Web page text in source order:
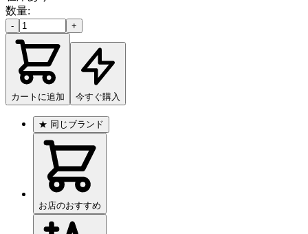
数量:
- +
カートに追加 今すぐ購入
★ 同じブランド
お店のおすすめ